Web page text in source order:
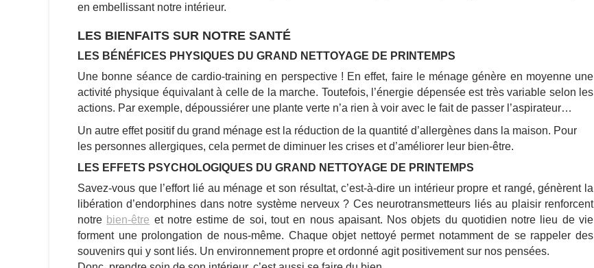
en embellissant notre intérieur.
LES BIENFAITS SUR NOTRE SANTÉ
LES BÉNÉFICES PHYSIQUES DU GRAND NETTOYAGE DE PRINTEMPS
Une bonne séance de cardio-training en perspective ! En effet, faire le ménage génère en moyenne une
activité physique équivalant à celle de la marche. Toutefois, l’énergie dépensée est très variable selon les
actions. Par exemple, dépoussiérer une plante verte n’a rien à voir avec le fait de passer l’aspirateur…
Un autre effet positif du grand ménage est la réduction de la quantité d’allergènes dans la maison. Pour
les personnes allergiques, cela permet de diminuer les crises et d’améliorer leur bien-être.
LES EFFETS PSYCHOLOGIQUES DU GRAND NETTOYAGE DE PRINTEMPS
Savez-vous que l’effort lié au ménage et son résultat, c’est-à-dire un intérieur propre et rangé, génèrent la
libération d’endorphines dans notre système nerveux ? Ces neurotransmetteurs liés au plaisir renforcent
notre bien-être et notre estime de soi, tout en nous apaisant. Nos objets du quotidien notre lieu de vie
forment une prolongation de nous-même. Chaque objet nettoyé permet notamment de se rappeler des
souvenirs qui y sont liés. Un environnement propre et ordonné agit positivement sur nos pensées.